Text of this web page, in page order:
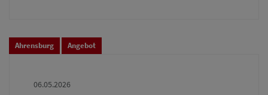
Ahrensburg Angebot
06.05.2026